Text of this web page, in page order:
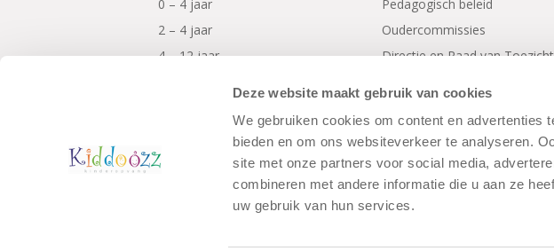
Deze website maakt gebruik van cookies
We gebruiken cookies om content en advertenties
bieden en om ons websiteverkeer te analyseren.
site met onze partners voor social media,
combineren met andere informatie die u aan ze
uw gebruik van hun services.
0 – 4 jaar
2 – 4 jaar
4 – 12 jaar
Pedagogisch beleid
Oudercommissies
Directie en Raad van Toezicht